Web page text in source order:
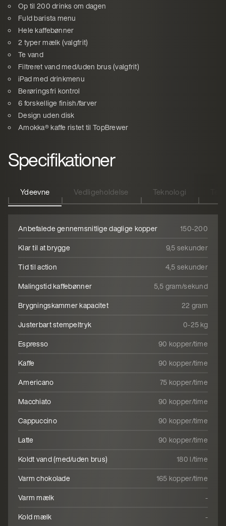
Op til 200 drinks om dagen
Fuld barista menu
Hele kaffebønner
2 typer mælk (valgfrit)
Te vand
Filtreret vand med/uden brus (valgfrit)
iPad med drinkmenu
Berøringsfri kontrol
6 forskellige finish/farver
Design uden disk
Amokka® kaffe ristet til TopBrewer
Specifikationer
Ydeevne Vedligeholdelse Teknologi
Anbefalede gennemsnitlige daglige kopper
150-200
Klar til at brygge
9,5 sekunder
Tid til action
4,5 sekunder
Malingstid kaffebønner
5,5 gram/sekund
Brygningskammer kapacitet
22 gram
Justerbart stempeltryk
0-25 kg
Espresso
90 kopper/time
Kaffe
90 kopper/time
Americano
75 kopper/time
Macchiato
90 kopper/time
Cappuccino
90 kopper/time
Latte
90 kopper/time
Koldt vand (med/uden brus)
180 l/time
Varm chokolade
165 kopper/time
Varm mælk
-
Kold mælk
-